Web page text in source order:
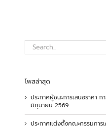
Search
for:
โพสล่าสุด
ประกาศผู้ชนะการเสนอราคา
มิถุนายน 2569
ประกาศแต่งตั้งคณะกรรมการ